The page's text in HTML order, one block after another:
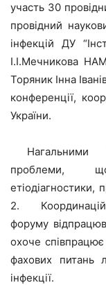
участь 30
провідний
інфекцій ДУ
І.І.Мечникова
Торяник Інна
конференції,
України.
Нагальними
проблеми, що
етіодіагностики,
2.
форуму
охоче
фахових питань
інфекції.